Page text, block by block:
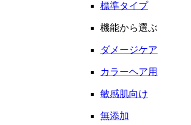
標準タイプ
機能から選ぶ
ダメージケア
カラーヘア用
敏感肌向け
無添加